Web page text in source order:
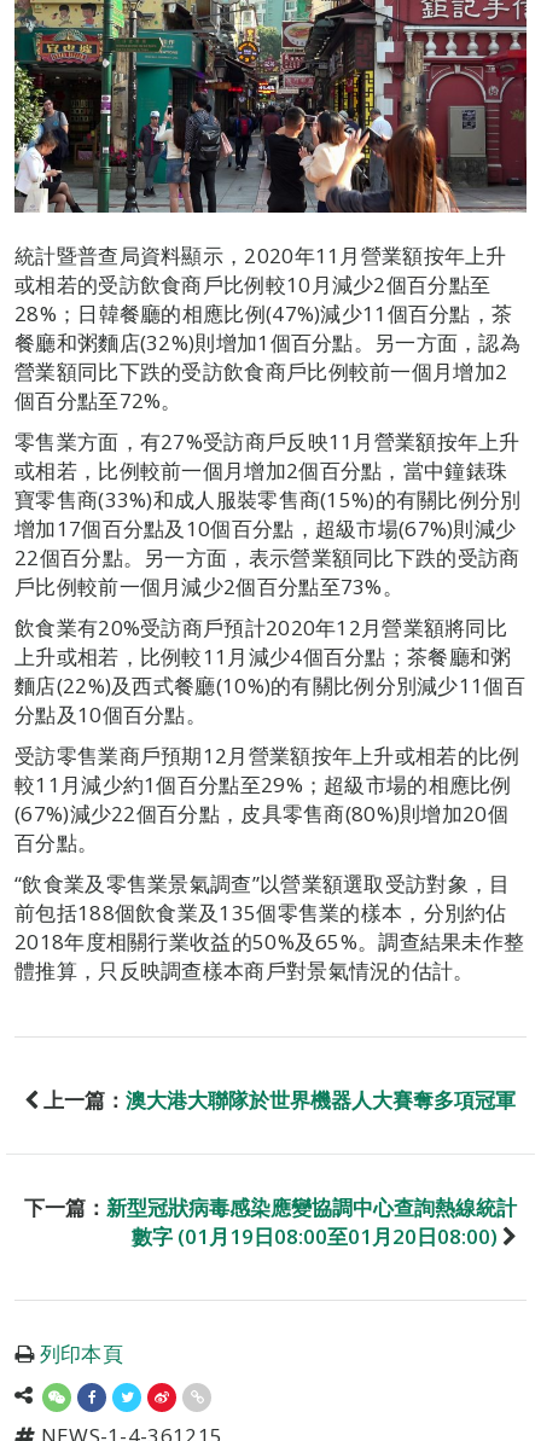
統計暨普查局資料顯示，2020年11月營業額按年上升
或相若的受訪飲食商戶比例較10月減少2個百分點至
28%；日韓餐廳的相應比例(47%)減少11個百分點，茶
餐廳和粥麵店(32%)則增加1個百分點。另一方面，認為
營業額同比下跌的受訪飲食商戶比例較前一個月增加2
個百分點至72%。
零售業方面，有27%受訪商戶反映11月營業額按年上升
或相若，比例較前一個月增加2個百分點，當中鐘錶珠
寶零售商(33%)和成人服裝零售商(15%)的有關比例分別
增加17個百分點及10個百分點，超級市場(67%)則減少
22個百分點。另一方面，表示營業額同比下跌的受訪商
戶比例較前一個月減少2個百分點至73%。
飲食業有20%受訪商戶預計2020年12月營業額將同比
上升或相若，比例較11月減少4個百分點；茶餐廳和粥
麵店(22%)及西式餐廳(10%)的有關比例分別減少11個百
分點及10個百分點。
受訪零售業商戶預期12月營業額按年上升或相若的比例
較11月減少約1個百分點至29%；超級市場的相應比例
(67%)減少22個百分點，皮具零售商(80%)則增加20個
百分點。
“飲食業及零售業景氣調查”以營業額選取受訪對象，目
前包括188個飲食業及135個零售業的樣本，分別約佔
2018年度相關行業收益的50%及65%。調查結果未作整
體推算，只反映調查樣本商戶對景氣情況的估計。
上一篇： 澳大港大聯隊於世界機器人大賽奪多項冠軍
下一篇： 新型冠狀病毒感染應變協調中心查詢熱線統計
數字 (01月19日08:00至01月20日08:00)
列印本頁